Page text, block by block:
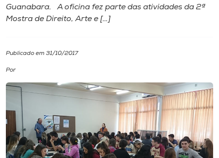
Internacionalização
Cultura
CPA
Guanabara. A oficina fez parte das atividades da 2ª
Mostra de Direito, Arte e […]
Publicado em 31/10/2017
Por